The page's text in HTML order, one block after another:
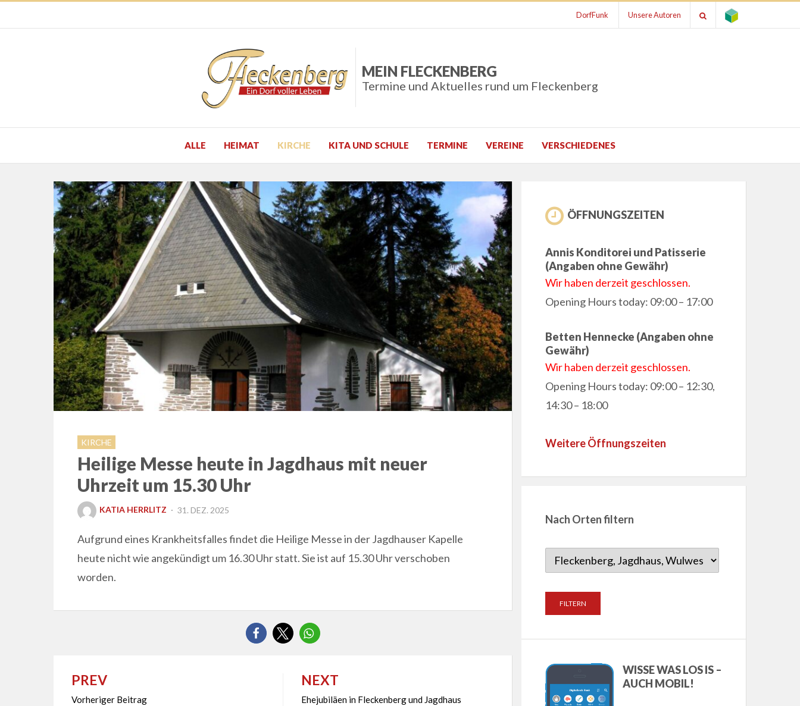
DorfFunk Unsere Autoren
MEIN FLECKENBERG
Termine und Aktuelles rund um Fleckenberg
ALLE HEIMAT KIRCHE KITA UND SCHULE TERMINE VEREINE VERSCHIEDENES
KIRCHE
Heilige Messe heute in Jagdhaus mit neuer
Uhrzeit um 15.30 Uhr
KATIA HERRLITZ
POSTED
31. DEZ. 2025
Aufgrund eines Krankheitsfalles findet die Heilige Messe in der Jagdhauser Kapelle
heute nicht wie angekündigt um 16.30 Uhr statt. Sie ist auf 15.30 Uhr verschoben
worden.
Beitragsnavigation
PREV
Vorheriger Beitrag
NEXT
Ehejubiläen in Fleckenberg und Jagdhaus
ÖFFNUNGSZEITEN
Annis Konditorei und Patisserie
(Angaben ohne Gewähr)
Wir haben derzeit geschlossen.
Opening Hours today: 09:00 – 17:00
Betten Hennecke (Angaben ohne
Gewähr)
Wir haben derzeit geschlossen.
Opening Hours today: 09:00 – 12:30,
14:30 – 18:00
Weitere Öffnungszeiten
Nach Orten filtern
WISSE WAS LOS IS –
AUCH MOBIL!